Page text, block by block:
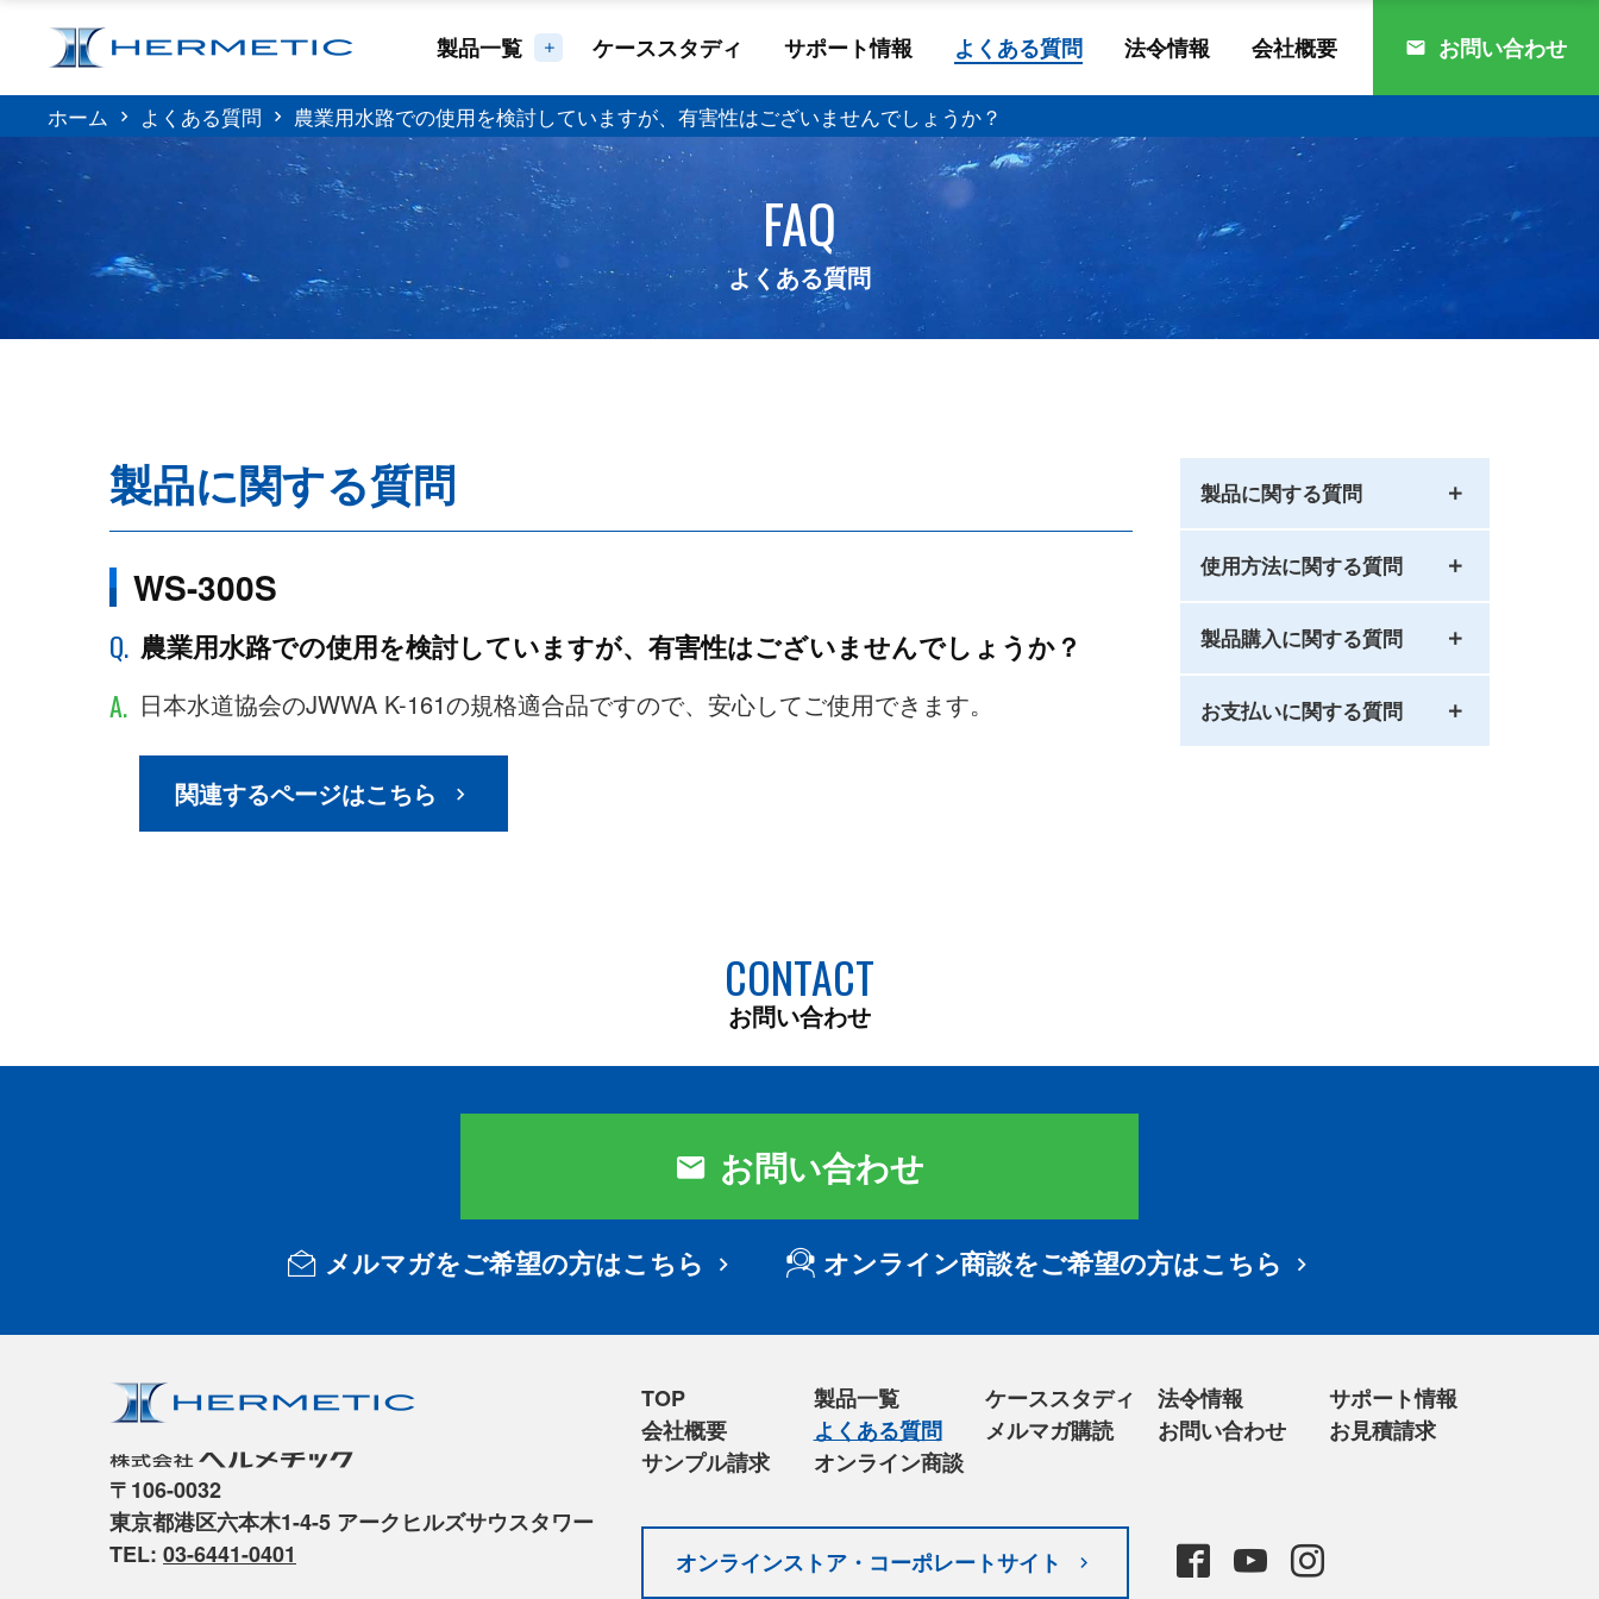
製品一覧 ケーススタディ サポート情報 よくある質問 法令情報 会社概要 お問い合わせ
ホーム よくある質問 農業用水路での使用を検討していますが、有害性はございませんでしょうか？
FAQ
よくある質問
製品に関する質問
WS-300S
Q. 農業用水路での使用を検討していますが、有害性はございませんでしょうか？
A. 日本水道協会のJWWA K-161の規格適合品ですので、安心してご使用できます。
関連するページはこちら
製品に関する質問
使用方法に関する質問
製品購入に関する質問
お支払いに関する質問
CONTACT
お問い合わせ
お問い合わせ
メルマガをご希望の方はこちら オンライン商談をご希望の方はこちら
〒106-0032
東京都港区六本木1-4-5 アークヒルズサウスタワー
TEL: 03-6441-0401
TOP 製品一覧 ケーススタディ 法令情報
サポート情報
会社概要
よくある質問 メルマガ購読 お問い合わせ
お見積請求
サンプル請求
オンライン商談
オンラインストア・コーポレートサイト